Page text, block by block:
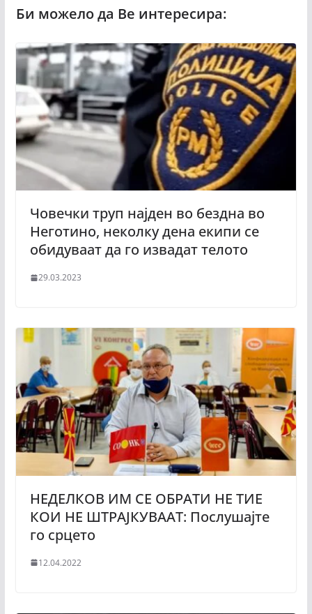
Човечки труп најден во бездна во
Неготино, неколку дена екипи се
обидуваат да го извадат телото
29.03.2023
НЕДЕЛКОВ ИМ СЕ ОБРАТИ НЕ ТИЕ
КОИ НЕ ШТРАЈКУВААТ: Послушајте
го срцето
12.04.2022